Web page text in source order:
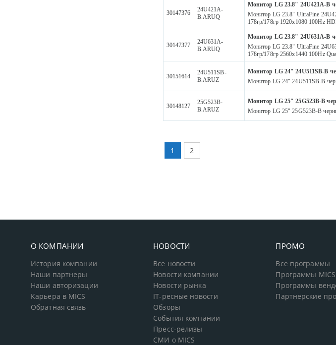
30147376
24U421A-
B.ARUQ
Монитор LG 23.8" 24U421A-B
Монитор LG 23.8" UltraFine
178гр/178гр 1920x1080 100Hz
30147377
24U631A-
B.ARUQ
Монитор LG 23.8" 24U631A-B
Монитор LG 23.8" UltraFine
178гр/178гр 2560x1440 100Hz
30151614
24U511SB-
B.ARUZ
Монитор LG 24" 24U511SB-B
Монитор LG 24" 24U511SB-B
30148127
25G523B-
B.ARUZ
Монитор LG 25" 25G523B-B
Монитор LG 25" 25G523B-B
1 2
О КОМПАНИИ
История компании
Наши партнеры
Наши авторизации
Карьера в MICS
Обратная связь
НОВОСТИ
Все новости
Новости компании
Новости рынка
IT-ресные новости
Обзоры
События компании
Пресс-релизы
СМИ о MICS
ПРОМО
Все программы
Программы MICS
Программы
Партнерские